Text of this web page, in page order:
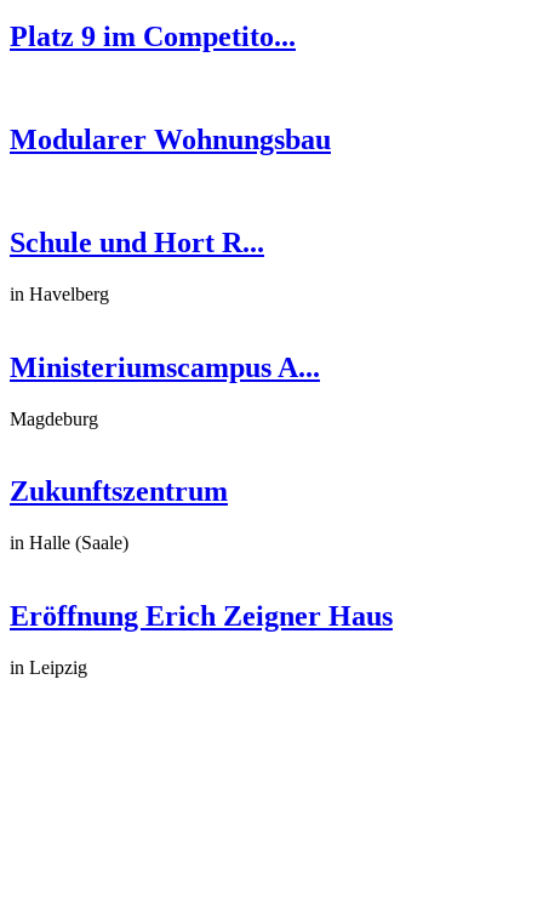
Platz 9 im Competito...
Modularer Wohnungsbau
Schule und Hort R...
in Havelberg
Ministeriumscampus A...
Magdeburg
Zukunftszentrum
in Halle (Saale)
Eröffnung Erich Zeigner Haus
in Leipzig